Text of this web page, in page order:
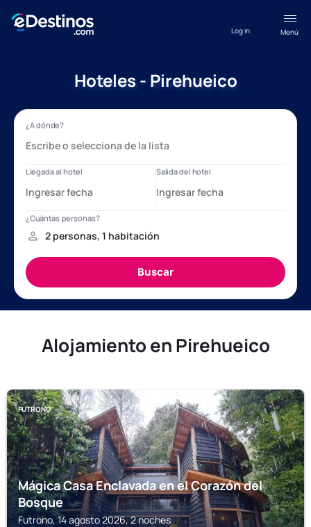
Menú
Log in
Hoteles - Pirehueico
Alojamiento en Pirehueico
FUTRONO
Mágica Casa Enclavada en el Corazón del
Bosque
Futrono, 14 agosto 2026, 2 noches